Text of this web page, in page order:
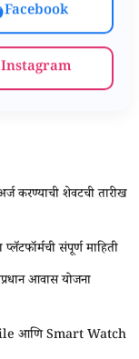
Facebook
Instagram
करण्याची शेवटची तारीख
संपूर्ण माहिती
आवास योजना
आणि Smart Watch